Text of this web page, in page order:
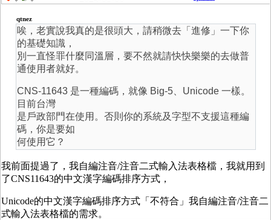
qtnez
唉，老實說我真的是很頭大，請稍微去「進修」一下你
的基礎知識，
別一直怪罪什麼同溫層，要不然就請快快樂樂的去做普
通使用者就好。
CNS-11643 是一種編碼，就像 Big-5、Unicode 一樣。
目前台灣
是戶政部門在使用。否則你的系統及字型不支援這種編
碼，你是要如
何使用它？
我前面提過了，我自編注音/注音二式輸入法表格檔，我就用到
了CNS11643的中文漢字編碼排序方式，
Unicode的中文漢字編碼排序方式「不符合」我自編注音/注音二
式輸入法表格檔的需求。